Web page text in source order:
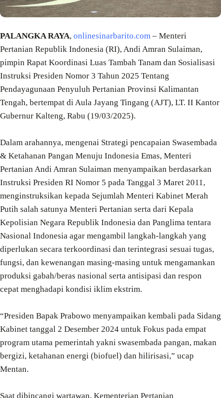
PALANGKA RAYA, onlinesinarbarito.com – Menteri
Pertanian Republik Indonesia (RI), Andi Amran Sulaiman,
pimpin Rapat Koordinasi Luas Tambah Tanam dan Sosialisasi
Instruksi Presiden Nomor 3 Tahun 2025 Tentang
Pendayagunaan Penyuluh Pertanian Provinsi Kalimantan
Tengah, bertempat di Aula Jayang Tingang (AJT), LT. II Kantor
Gubernur Kalteng, Rabu (19/03/2025).
Dalam arahannya, mengenai Strategi pencapaian Swasembada
& Ketahanan Pangan Menuju Indonesia Emas, Menteri
Pertanian Andi Amran Sulaiman menyampaikan berdasarkan
Instruksi Presiden RI Nomor 5 pada Tanggal 3 Maret 2011,
menginstruksikan kepada Sejumlah Menteri Kabinet Merah
Putih salah satunya Menteri Pertanian serta dari Kepala
Kepolisian Negara Republik Indonesia dan Panglima tentara
Nasional Indonesia agar mengambil langkah-langkah yang
diperlukan secara terkoordinasi dan terintegrasi sesuai tugas,
fungsi, dan kewenangan masing-masing untuk mengamankan
produksi gabah/beras nasional serta antisipasi dan respon
cepat menghadapi kondisi iklim ekstrim.
“Presiden Bapak Prabowo menyampaikan kembali pada Sidang
Kabinet tanggal 2 Desember 2024 untuk Fokus pada empat
program utama pemerintah yakni swasembada pangan, makan
bergizi, ketahanan energi (biofuel) dan hilirisasi,” ucap
Mentan.
Saat dibincangi wartawan, Kementerian Pertanian